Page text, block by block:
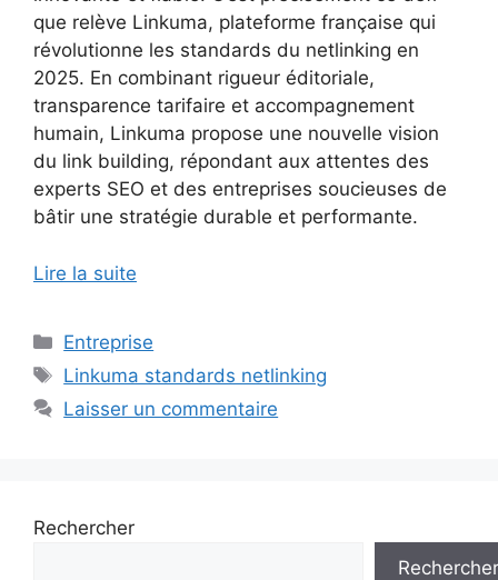
que relève Linkuma, plateforme française qui
révolutionne les standards du netlinking en
2025. En combinant rigueur éditoriale,
transparence tarifaire et accompagnement
humain, Linkuma propose une nouvelle vision
du link building, répondant aux attentes des
experts SEO et des entreprises soucieuses de
bâtir une stratégie durable et performante.
Lire la suite
Catégories
Entreprise
Étiquettes
Linkuma standards netlinking
Laisser un commentaire
Rechercher
Rechercher